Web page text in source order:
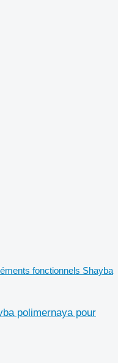
fonctionnels Shayba
polimernaya pour